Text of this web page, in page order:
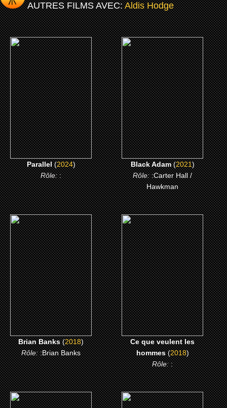
AUTRES FILMS AVEC:Aldis Hodge
(2024)
Parallel
CLICK ME
Parallel(2024)
Rôle::
(2021)
Black Adam
CLICK ME
Black Adam(2021)
Rôle::Carter Hall /
Hawkman
(2018)
Brian Banks
CLICK ME
Brian Banks(2018)
Rôle::Brian Banks
(2018)
Ce que veulent les
hommes
CLICK ME
Ce que veulent les
hommes(2018)
Rôle::
(2013) (2005)